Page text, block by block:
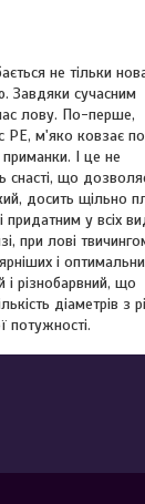
не тільки
Завдяки сучасним
лову. По-перше,
PE, м'яко ковзає по
І це не
снасті, що
досить щільно
у всіх
при лові
і
різнобарвний, що
діаметрів з
потужності.